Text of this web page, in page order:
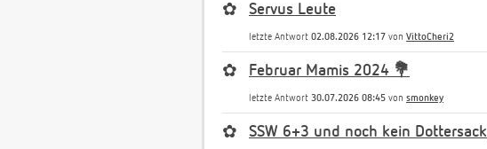
✿ Servus Leute
letzte Antwort 02.08.2026 12:17 von VittoCheri2
✿ Februar Mamis 2024 💐
letzte Antwort 30.07.2026 08:45 von smonkey
✿ SSW 6+3 und noch kein Dottersack